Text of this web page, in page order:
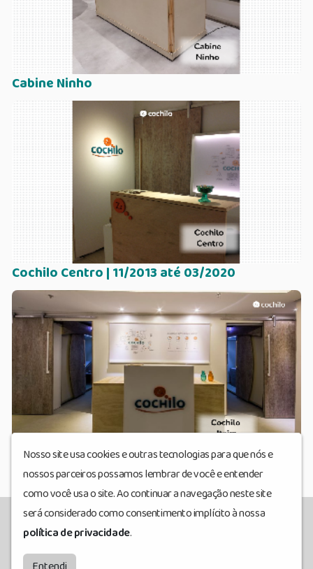
Cabine Ninho
Cochilo Centro | 11/2013 até 03/2020
Cochilo Itaim | 11/2014 a 03/2020
Nosso site usa cookies e outras tecnologias para que nós e
nossos parceiros possamos lembrar de você e entender
como você usa o site. Ao continuar a navegação neste site
será considerado como consentimento implícito à nossa
política de privacidade.
Rádio Cochilo© Todos os direitos reservados.